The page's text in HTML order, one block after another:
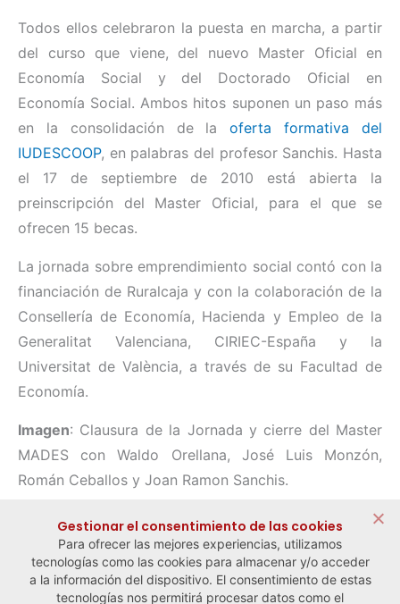
Todos ellos celebraron la puesta en marcha, a partir
del curso que viene, del nuevo Master Oficial en
Economía Social y del Doctorado Oficial en
Economía Social. Ambos hitos suponen un paso más
en la consolidación de laoferta formativa del
IUDESCOOP, en palabras del profesor Sanchis. Hasta
el 17 de septiembre de 2010 está abierta la
preinscripción del Master Oficial, para el que se
ofrecen 15 becas.
La jornada sobre emprendimiento social contó con la
financiación de Ruralcaja y con la colaboración de la
Consellería de Economía, Hacienda y Empleo de la
Generalitat Valenciana, CIRIEC-España y la
Universitat de València, a través de su Facultad de
Economía.
Imagen: Clausura de la Jornada y cierre del Master
MADES con Waldo Orellana, José Luis Monzón,
Román Ceballos y Joan Ramon Sanchis.
Gestionar el consentimiento de las cookies
Para ofrecer las mejores experiencias, utilizamos
tecnologías como las cookies para almacenar y/o acceder
a la información del dispositivo. El consentimiento de estas
tecnologías nos permitirá procesar datos como el